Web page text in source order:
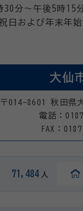
分～午後5時15
日および年末年
大仙
〒014-8601 秋田県
電話：
FAX：
71,484 人